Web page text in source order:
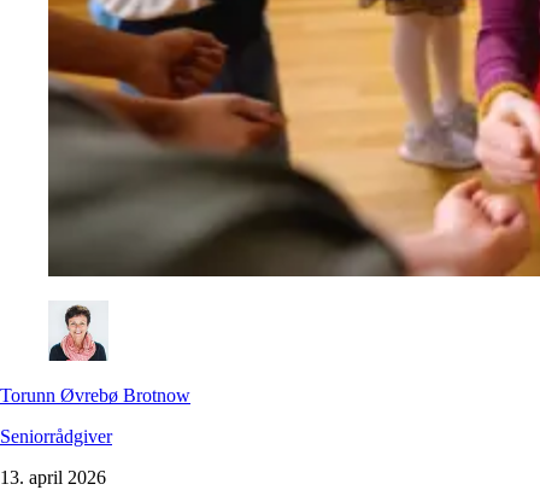
Torunn Øvrebø Brotnow
Seniorrådgiver
13. april 2026